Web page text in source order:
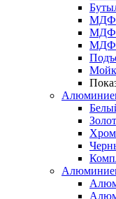
МДФ
МДФ
МДФ